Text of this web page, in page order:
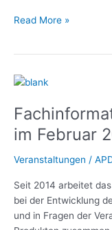
Read More »
im Februar
Veranstaltungen /
Seit 2014 arbeitet
bei der Entwicklung
und in Fragen der
Fachinformationsfahrt
Biofach
im
Februar
2019
Nürnberg